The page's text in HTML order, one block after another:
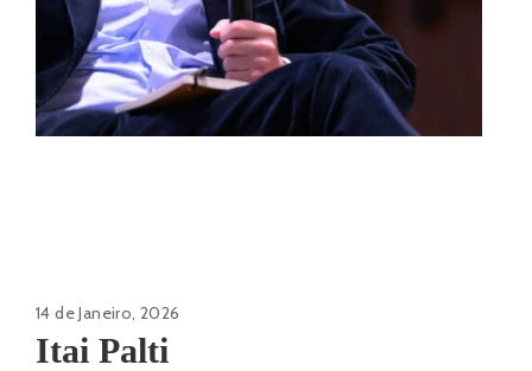
14 de Janeiro, 2026
Itai Palti